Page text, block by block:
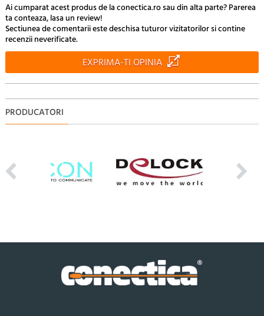
Ai cumparat acest produs de la conectica.ro sau din alta parte? Parerea
ta conteaza, lasa un review!
Sectiunea de comentarii este deschisa tuturor vizitatorilor si contine
recenzii neverificate.
EXPRIMA-TI OPINIA
PRODUCATORI